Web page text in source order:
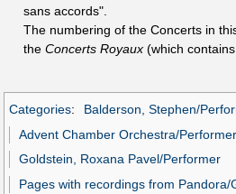
sans accords".
The numbering of the Concerts in
the Concerts Royaux(which contains
Categories:
Balderson, Stephen/
Advent Chamber Orchestra/Performer
Goldstein, Roxana Pavel/Performer
Pages with recordings from Pandora/